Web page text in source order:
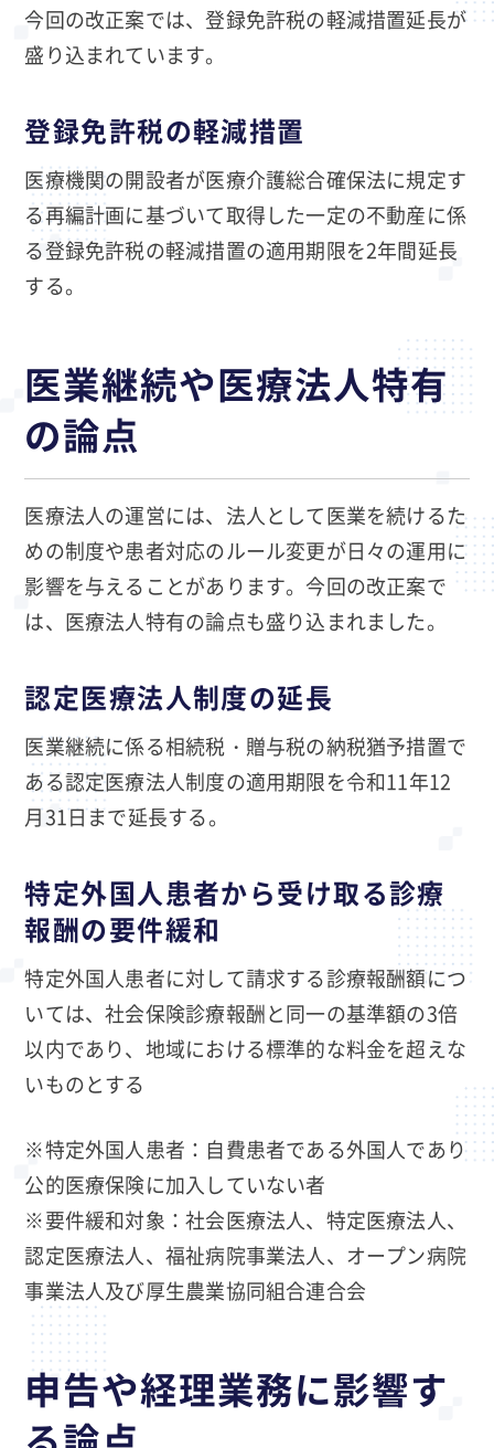
今回の改正案では、登録免許税の軽減措置延長が
盛り込まれています。
登録免許税の軽減措置
医療機関の開設者が医療介護総合確保法に規定す
る再編計画に基づいて取得した一定の不動産に係
る登録免許税の軽減措置の適用期限を2年間延長
する。
医業継続や医療法人特有
の論点
医療法人の運営には、法人として医業を続けるた
めの制度や患者対応のルール変更が日々の運用に
影響を与えることがあります。今回の改正案で
は、医療法人特有の論点も盛り込まれました。
認定医療法人制度の延長
医業継続に係る相続税・贈与税の納税猶予措置で
ある認定医療法人制度の適用期限を令和11年12
月31日まで延長する。
特定外国人患者から受け取る診療
報酬の要件緩和
特定外国人患者に対して請求する診療報酬額につ
いては、社会保険診療報酬と同一の基準額の3倍
以内であり、地域における標準的な料金を超えな
いものとする
※特定外国人患者：自費患者である外国人であり
公的医療保険に加入していない者
※要件緩和対象：社会医療法人、特定医療法人、
認定医療法人、福祉病院事業法人、オープン病院
事業法人及び厚生農業協同組合連合会
申告や経理業務に影響す